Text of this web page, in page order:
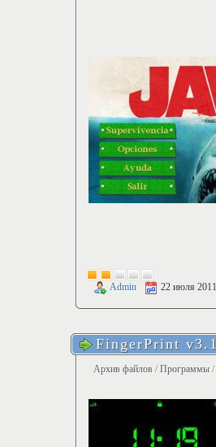
Admin 22 июля 2011
FingerPrint
Архив файлов /Программы /